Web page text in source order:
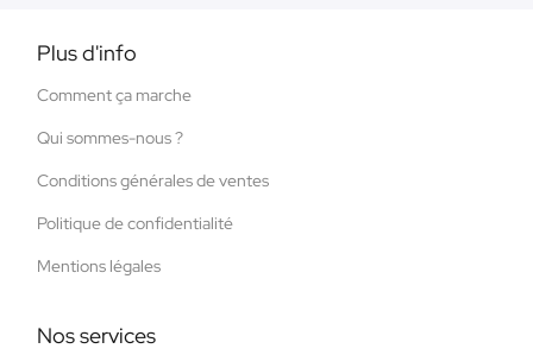
Plus d'info
Comment ça marche
Qui sommes-nous ?
Conditions générales de ventes
Politique de confidentialité
Mentions légales
Nos services